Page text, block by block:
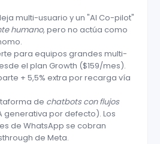
multi-usuario y un "AI Co-pilot"
humano, pero no actúa como
para equipos grandes multi-
el plan Growth ($159/mes).
+ 5,5% extra por recarga vía
de chatbots con flujos
generativa por defecto). Los
de WhatsApp se cobran
de Meta.